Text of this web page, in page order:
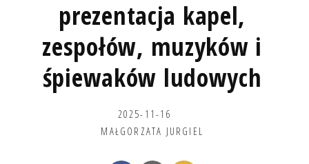
prezentacja kapel,
zespołów, muzyków i
śpiewaków ludowych
2025-11-16
MAŁGORZATA JURGIEL